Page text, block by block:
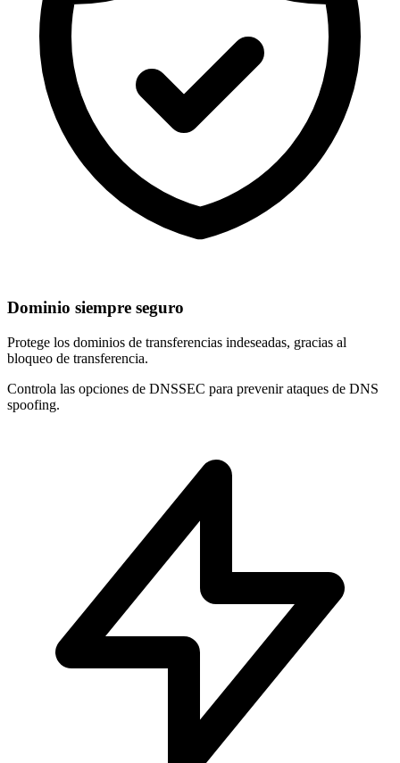
Dominio siempre seguro
Protege los dominios de transferencias indeseadas, gracias al
bloqueo de transferencia.
Controla las opciones de DNSSEC para prevenir ataques de DNS
spoofing.